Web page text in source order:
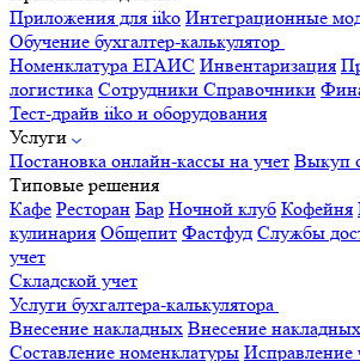
Приложения для iiko Интеграционные
Обучение бухгалтер-калькулятор
Номенклатура ЕГАИС Инвентаризация
логистика Сотрудники Справочники
Тест-драйв iiko и оборудования
Услуги
Постановка онлайн-кассы на учет Выкуп
Типовые решения
Кафе Ресторан Бар Ночной клуб Кофейня
кулинария Общепит Фастфуд Службы
учет
Складской учет
Услуги бухгалтера-калькулятора
Внесение накладных Внесение
Составление номенклатуры Исправление